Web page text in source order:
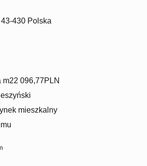
43-430 Polska
m22 096,77PLN
mieszkalny